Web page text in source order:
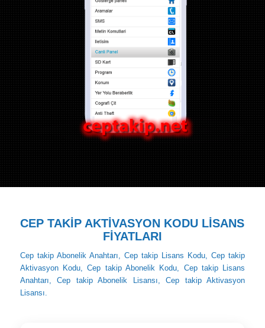
CEP TAKİP AKTİVASYON KODU LİSANS
FİYATLARI
Cep takip Abonelik Anahtarı, Cep takip Lisans Kodu, Cep takip
Aktivasyon Kodu, Cep takip Abonelik Kodu, Cep takip Lisans
Anahtarı, Cep takip Abonelik Lisansı, Cep takip Aktivasyon
Lisansı.